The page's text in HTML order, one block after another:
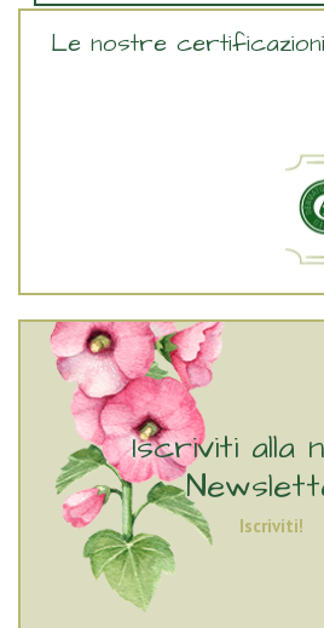
Le nostre certificazioni
Iscriviti alla
Iscriviti!